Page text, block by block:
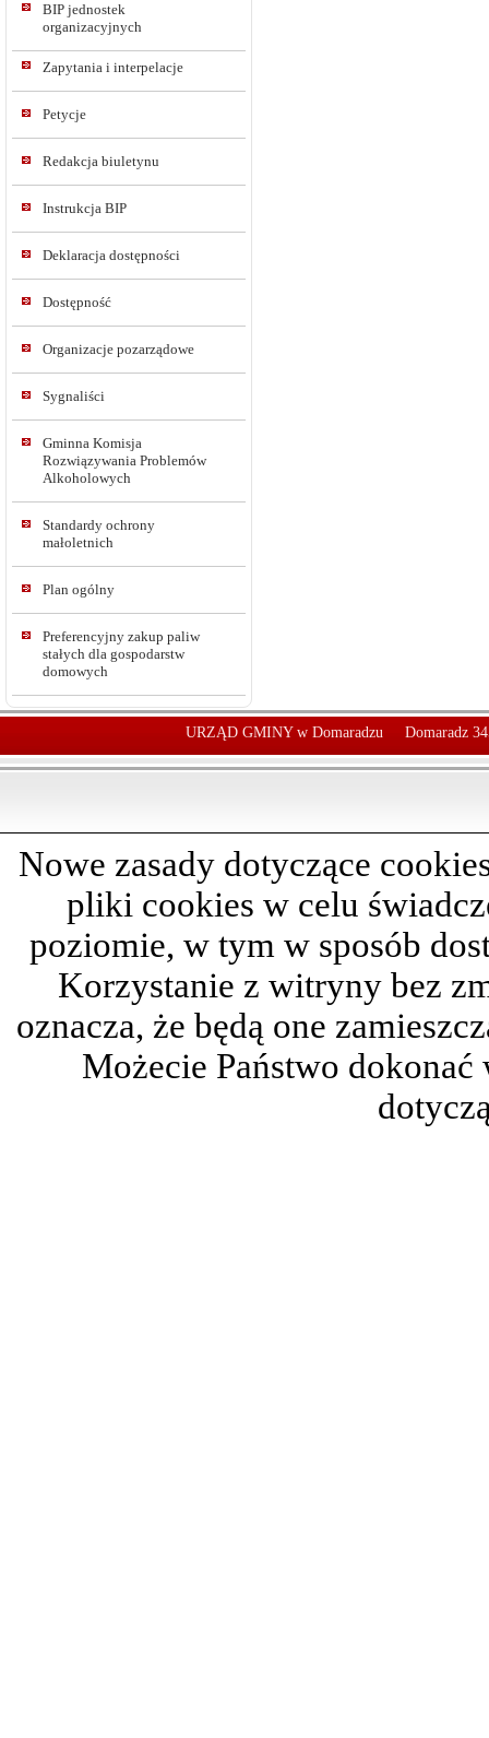
BIP jednostek
organizacyjnych
Zapytania i interpelacje
Petycje
Redakcja biuletynu
Instrukcja BIP
Deklaracja dostępności
Dostępność
Organizacje pozarządowe
Sygnaliści
Gminna Komisja
Rozwiązywania Problemów
Alkoholowych
Standardy ochrony
małoletnich
Plan ogólny
Preferencyjny zakup paliw
stałych dla gospodarstw
domowych
URZĄD GMINY w Domaradzu Domaradz
Nowe zasady dotyczące
pliki cookies w celu
poziomie, w tym w sposób
Korzystanie z witryny bez
oznacza, że będą one
Możecie Państwo